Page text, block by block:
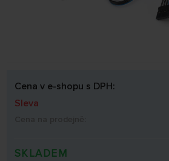
Cena v e-shopu s DPH:
Sleva
SKLADEM